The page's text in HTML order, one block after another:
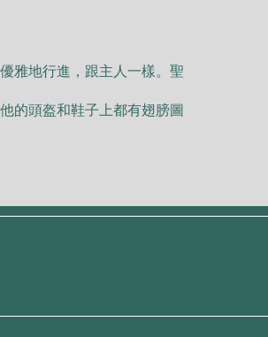
雅地⾏進，跟主⼈⼀樣。聖
的頭盔和鞋⼦上都有翅膀圖